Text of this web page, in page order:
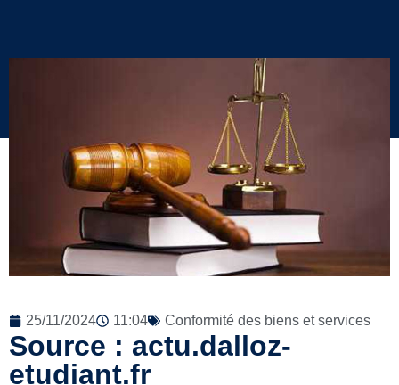
25/11/2024 11:04 Conformité des biens et services
Source : actu.dalloz-
etudiant.fr